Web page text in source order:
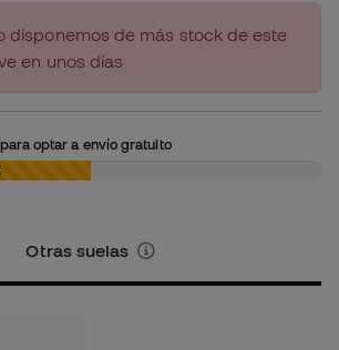
disponemos de más stock de este
en unos días
para optar a envío gratuito
Otras suelas